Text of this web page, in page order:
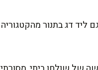
ליד דג בתנור מהקטגוריה